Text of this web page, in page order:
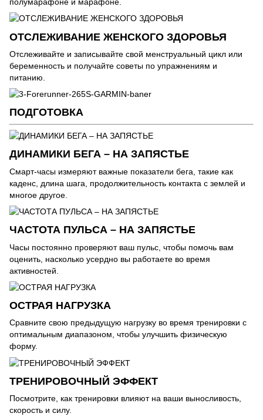
ОТСЛЕЖИВАНИЕ ЖЕНСКОГО ЗДОРОВЬЯ
Отслеживайте и записывайте свой менструальный цикл или
беременность и получайте советы по упражнениям и
питанию.
ПОДГОТОВКА
ДИНАМИКИ БЕГА – НА ЗАПЯСТЬЕ
Смарт-часы измеряют важные показатели бега, такие как
каденс, длина шага, продолжительность контакта с землей и
многое другое.
ЧАСТОТА ПУЛЬСА – НА ЗАПЯСТЬЕ
Часы постоянно проверяют ваш пульс, чтобы помочь вам
оценить, насколько усердно вы работаете во время
активностей.
ОСТРАЯ НАГРУЗКА
Сравните свою предыдущую нагрузку во время тренировки с
оптимальным диапазоном, чтобы улучшить физическую
форму.
ТРЕНИРОВОЧНЫЙ ЭФФЕКТ
Посмотрите, как тренировки влияют на ваши выносливость,
скорость и силу.